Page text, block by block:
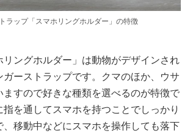
ラップ「スマホリングホルダー」の特徴
リングホルダー」は動物がデザインされ
ガーストラップです。クマのほか、ウサ
ますので好きな種類を選べるのが特徴で
を通してスマホを持つことでしっかり
、移動中などにスマホを操作しても落下